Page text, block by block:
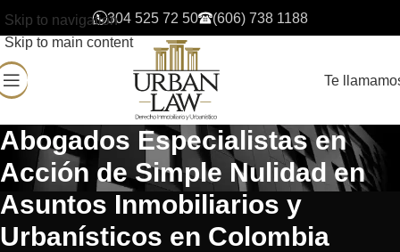
Skip to navigation
Skip to main content
304 525 72 50 (606) 738 1188
Te
Abogados Especialistas en
Acción de Simple Nulidad en
Asuntos Inmobiliarios y
Urbanísticos en Colombia